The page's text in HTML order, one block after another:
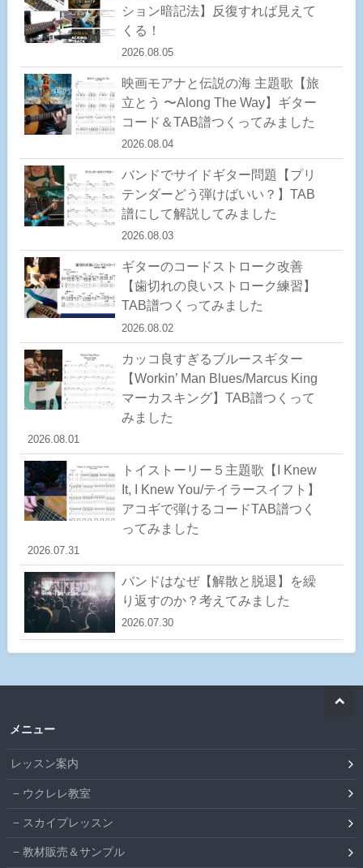
ション暗記法】反復すれば見えて
くる！
2026.08.05
映画モアナと伝説の海 主題歌【旅
立とう 〜Along The Way】ギター
コード＆TAB譜つくってみました
2026.08.04
バンドでサイドギター問題【プリ
テンダーどう弾けばいい？】TAB
譜にして解説してみました
2026.08.03
ギターのコードストローク改善
【歯切れの良いストローク練習】
TAB譜つくってみました
2026.08.02
カッコ良すぎるブルースギター
【Workin’ Man Blues/Marcus King
マーカスキング】TAB譜つくって
みました
2026.08.01
トイストーリー５主題歌【I Knew
It, I Knew You/テイラースイフト】
アコギで弾けるコードTAB譜つく
ってみました
2026.07.31
バンドはなぜ【解散と脱退】を繰
り返すのか？考えてみました
2026.07.30
メニュー
レッスン案内
ウクレレ教室
スカイプレッスン
教材販売＆サンプル